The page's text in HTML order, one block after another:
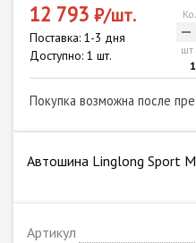
12 793 ₽/шт.
Поставка: 1-3 дня
Доступно: 1 шт.
-
шт
Покупка возможна после
Автошина Linglong Sport
Артикул